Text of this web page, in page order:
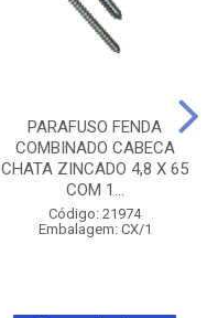
PARAFUSO FENDA
COMBINADO CABECA
CHATA ZINCADO 4,8 X 65
COM 1...
Código: 21974
Embalagem: CX/1